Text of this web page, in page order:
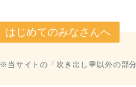
はじめてのみなさんへ
※当サイトの「吹き出し💬以外の部